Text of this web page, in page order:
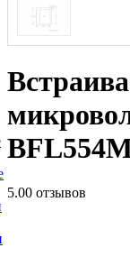
5.00 отзывов